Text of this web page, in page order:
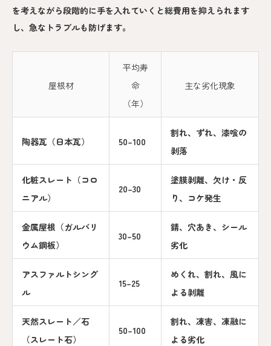
を考えながら段階的に手を入れていくと総費用を抑えられます
し、急なトラブルも防げます。
屋根材
平均寿
命
（年）
主な劣化現象
陶器瓦（日本瓦） 50–100
割れ、ずれ、漆喰の
剥落
化粧スレート（コロ
ニアル）
20–30
塗膜剥離、欠け・反
り、コケ発生
金属屋根（ガルバリ
ウム鋼板）
30–50
錆、穴あき、シール
劣化
アスファルトシング
ル
15–25
めくれ、割れ、風に
よる剥離
天然スレート／石
（スレート石）
50–100
割れ、凍害、凍融に
よる劣化